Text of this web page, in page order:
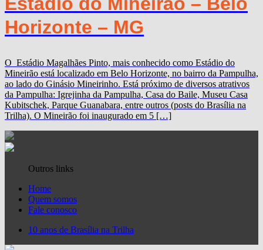
Horizonte – MG
O Estádio Magalhães Pinto, mais conhecido como Estádio do
Mineirão está localizado em Belo Horizonte, no bairro da Pampulha,
ao lado do Ginásio Mineirinho. Está próximo de diversos atrativos
da Pampulha: Igrejinha da Pampulha, Casa do Baile, Museu Casa
Kubitschek, Parque Guanabara, entre outros (posts do Brasília na
Trilha). O Mineirão foi inaugurado em 5 […]
Outros links
Home
Quem somos
Fale conosco
10 anos de Brasília na Trilha